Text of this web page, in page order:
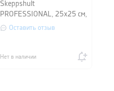
Skeppshult
PROFESSIONAL, 25х25 см,
черный
Оставить отзыв
Нет в наличии